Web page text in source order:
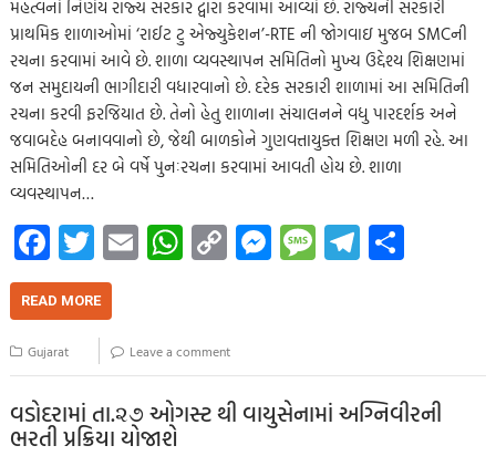
મહત્વનો નિર્ણય રાજ્ય સરકાર દ્વારા કરવામાં આવ્યો છે. રાજ્યની સરકારી
પ્રાથમિક શાળાઓમાં ‘રાઈટ ટુ એજ્યુકેશન’-RTE ની જોગવાઇ મુજબ SMCની
રચના કરવામાં આવે છે. શાળા વ્યવસ્થાપન સમિતિનો મુખ્ય ઉદ્દેશ્ય શિક્ષણમાં
જન સમુદાયની ભાગીદારી વધારવાનો છે. દરેક સરકારી શાળામાં આ સમિતિની
રચના કરવી ફરજિયાત છે. તેનો હેતુ શાળાના સંચાલનને વધુ પારદર્શક અને
જવાબદેહ બનાવવાનો છે, જેથી બાળકોને ગુણવત્તાયુક્ત શિક્ષણ મળી રહે. આ
સમિતિઓની દર બે વર્ષે પુનઃરચના કરવામાં આવતી હોય છે. શાળા
વ્યવસ્થાપન…
Fa
ce
b
o
o
k
T
wi
tt
er
E
m
W
h
s
A
p
C
o
y
Li
nk
M
es
g
er
M
es
e
Te
le
m
READ MORE
Gujarat Leave a comment
વડોદરામાં તા.૨૭ ઓગસ્ટ થી વાયુસેનામાં અગ્નિવીરની
ભરતી પ્રક્રિયા યોજાશે